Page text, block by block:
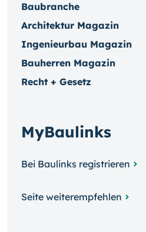
Baubranche
Architektur Magazin
Ingenieurbau Magazin
Bauherren Magazin
Recht + Gesetz
MyBaulinks
Bei Baulinks registrieren
Seite weiterempfehlen